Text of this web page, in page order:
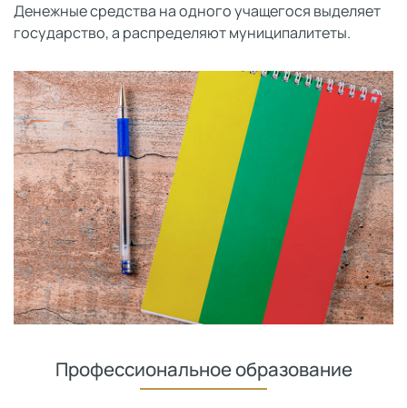
Денежные средства на одного учащегося выделяет
государство, а распределяют муниципалитеты.
Профессиональное образование